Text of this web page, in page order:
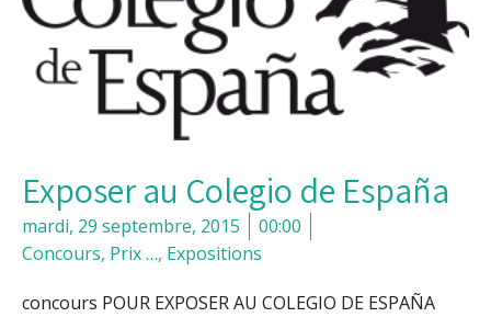
Exposer au Colegio de España
mardi, 29 septembre, 2015
00:00
Concours, Prix …, Expositions
concours POUR EXPOSER AU COLEGIO DE ESPAÑA